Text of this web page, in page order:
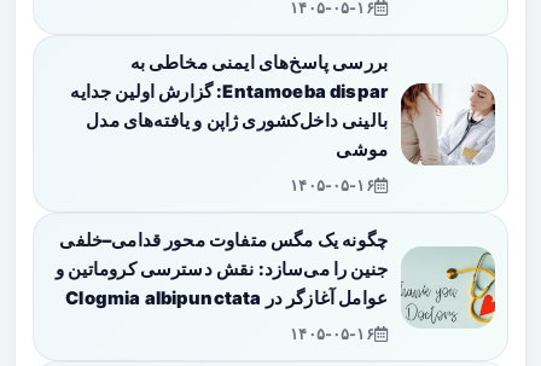
۱۴۰۵-۰۵-۱۶
بررسی پاسخ‌های ایمنی مخاطی به
Entamoeba dispar: گزارش اولین جدایه
بالینی داخل‌کشوری ژاپن و یافته‌های مدل
موشی
۱۴۰۵-۰۵-۱۶
چگونه یک مگس متفاوت محور قدامی–خلفی
جنین را می‌سازد: نقش دسترسی کروماتین و
عوامل آغازگر در Clogmia albipunctata
۱۴۰۵-۰۵-۱۶